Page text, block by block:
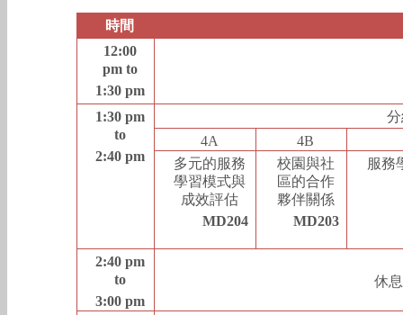
時間
12:00
pm to
1:30 pm
1:30 pm
to
2:40 pm
4A
4B
多元的服務
學習模式與
成效評估
MD204
校園與社
區的合作
夥伴關係
MD203
服務
2:40 pm
to
3:00 pm
休息